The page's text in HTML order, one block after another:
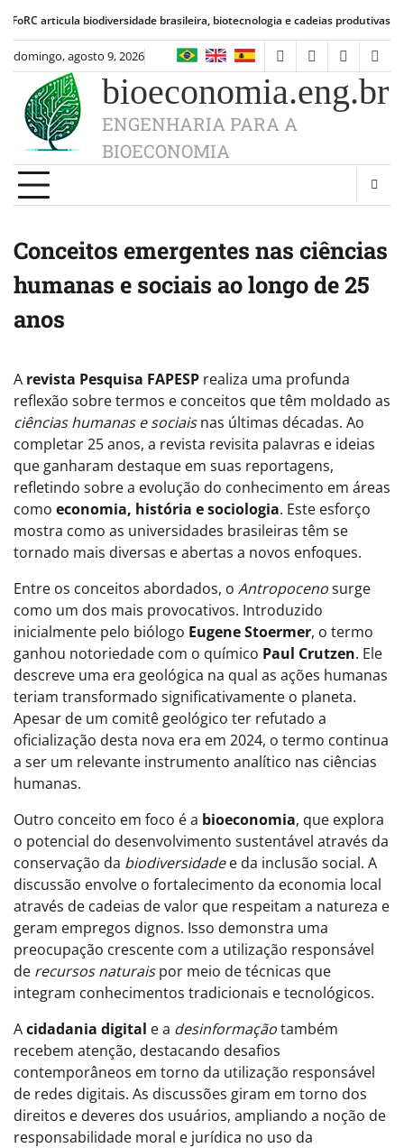
content
biodiversidade brasileira, biotecnologia e cadeias produtivas de alimentos
domingo, agosto 9, 2026 facebookinstagram
linkedin
bioeconomia.eng.br
ENGENHARIA PARA A
BIOECONOMIA
Conceitos emergentes nas ciências
humanas e sociais ao longo de 25
anos
A revista Pesquisa FAPESP realiza uma profunda
reflexão sobre termos e conceitos que têm moldado as
ciências humanas e sociaisnas últimas décadas. Ao
completar 25 anos, a revista revisita palavras e ideias
que ganharam destaque em suas reportagens,
refletindo sobre a evolução do conhecimento em áreas
como economia, história e sociologia. Este esforço
mostra como as universidades brasileiras têm se
tornado mais diversas e abertas a novos enfoques.
Entre os conceitos abordados, o Antropocenosurge
como um dos mais provocativos. Introduzido
inicialmente pelo biólogo Eugene Stoermer, o termo
ganhou notoriedade com o químico Paul Crutzen. Ele
descreve uma era geológica na qual as ações humanas
teriam transformado significativamente o planeta.
Apesar de um comitê geológico ter refutado a
oficialização desta nova era em 2024, o termo continua
a ser um relevante instrumento analítico nas ciências
humanas.
Outro conceito em foco é a bioeconomia, que explora
o potencial do desenvolvimento sustentável através da
conservação da biodiversidadee da inclusão social. A
discussão envolve o fortalecimento da economia local
através de cadeias de valor que respeitam a natureza e
geram empregos dignos. Isso demonstra uma
preocupação crescente com a utilização responsável
de recursos naturaispor meio de técnicas que
integram conhecimentos tradicionais e tecnológicos.
Acidadania digital e a desinformaçãotambém
recebem atenção, destacando desafios
contemporâneos em torno da utilização responsável
de redes digitais. As discussões giram em torno dos
direitos e deveres dos usuários, ampliando a noção de
responsabilidade moral e jurídica no uso da